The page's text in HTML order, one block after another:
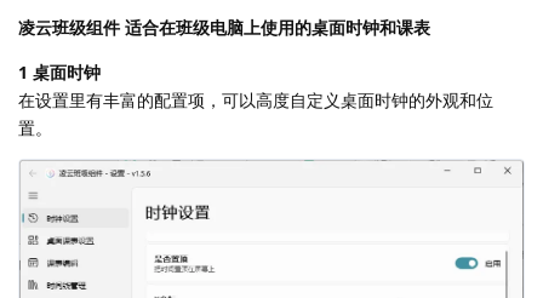
凌云班级组件 适合在班级电脑上使用的桌面时钟和课表
1 桌面时钟
在设置里有丰富的配置项，可以高度自定义桌面时钟的外观和位
置。